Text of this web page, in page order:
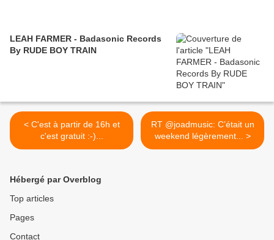
LEAH FARMER - Badasonic Records
By RUDE BOY TRAIN
< C'est à partir de 16h et
c'est gratuit :-)...
RT @joadmusic: C’était un
weekend légèrement... >
Hébergé par Overblog
Top articles
Pages
Contact